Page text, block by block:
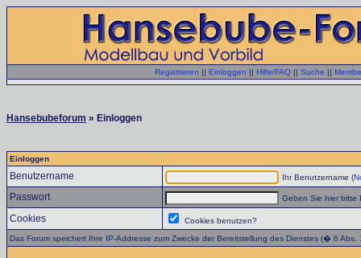
Registrieren || Einloggen || Hilfe/FAQ || Suche ||
Hansebubeforum » Einloggen
Einloggen
Benutzername Ihr Benutzername (
Passwort Geben Sie hier bitte
Cookies
Cookies benutzen?
Das Forum speichert Ihre IP-Addresse zum Zwecke der Bereitstellung des Dienstes (� 6